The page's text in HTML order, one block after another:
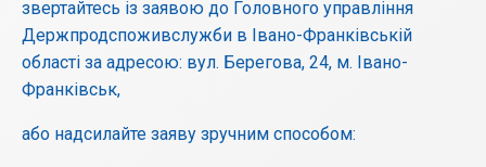
звертайтесь із заявою до Головного управління
Держпродспоживслужби в Івано-Франківській
області за адресою: вул. Берегова, 24, м. Івано-
Франківськ,
або надсилайте заяву зручним способом: